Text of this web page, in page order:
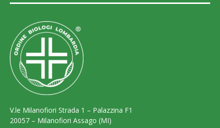
V.le Milanofiori Strada 1 – Palazzina F1
20057 – Milanofiori Assago (MI)